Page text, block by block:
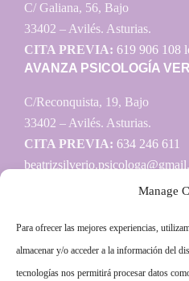
Manage
Para ofrecer las mejores experiencias,
almacenar y/o acceder a la información del
tecnologías nos permitirá procesar datos
C/ Galiana, 56, Bajo
33402 – Avilés. Asturias.
CITA PREVIA: 619 906 108
AVANZA PSICOLOGÍA
C/Reconquista, 19, Bajo
33402 – Avilés. Asturias.
CITA PREVIA: 634 246 611
Información